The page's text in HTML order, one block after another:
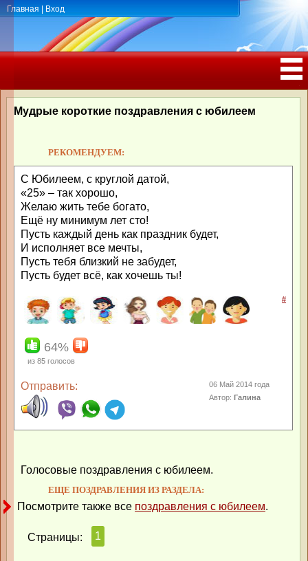
Главная Вход
РОЖДЕНИЯ, ЮБИЛЕЕМ
Мудрые короткие поздравления с юбилеем
РЕКОМЕНДУЕМ:
С Юбилеем, с круглой датой,
«25» – так хорошо,
Желаю жить тебе богато,
Ещё ну минимум лет сто!
Пусть каждый день как праздник будет,
И исполняет все мечты,
Пусть тебя близкий не забудет,
Пусть будет всё, как хочешь ты!
#
64%
из 85 голосов
Отправить:
06 Май 2014 года
Автор:Галина
Голосовые поздравления с юбилеем.
ЕЩЕ ПОЗДРАВЛЕНИЯ ИЗ РАЗДЕЛА:
Посмотрите также все поздравления с юбилеем.
Страницы: 1